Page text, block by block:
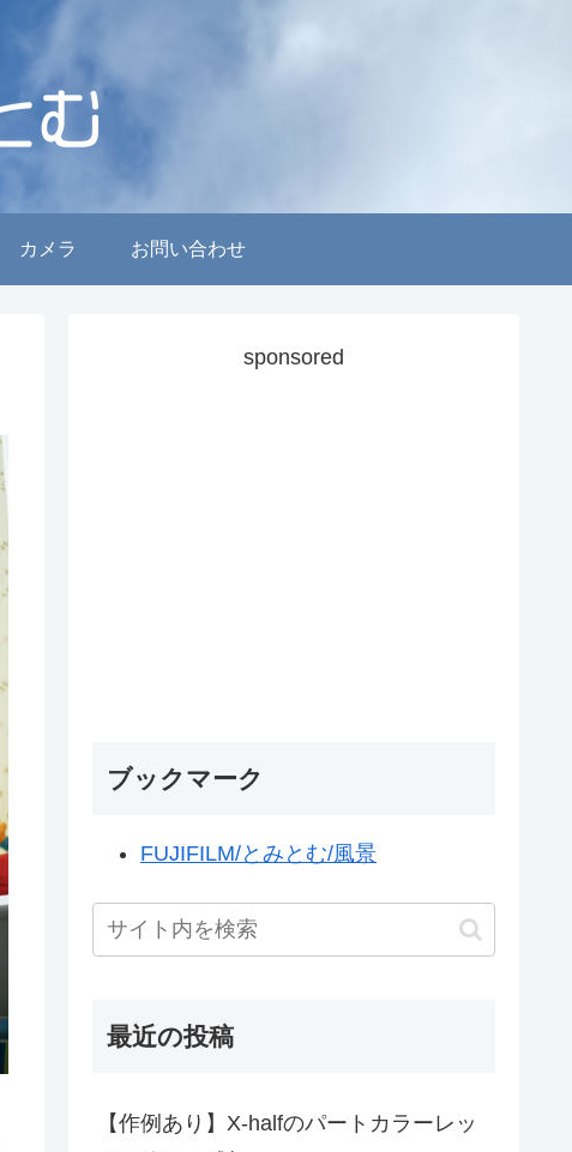
カメラ お問い合わせ
sponsored
ブックマーク
FUJIFILM/とみとむ/風景
最近の投稿
【作例あり】X-halfのパートカラーレッ